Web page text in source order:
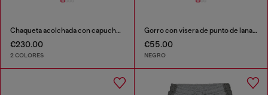
Chaqueta acolchada con capucha y bolsillos oversize
€230.00
2 COLORES
Gorro con visera de punto de lana acanalada
€55.00
NEGRO